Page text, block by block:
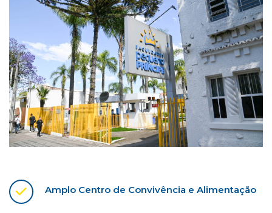
Amplo Centro de Convivência e Alimentação